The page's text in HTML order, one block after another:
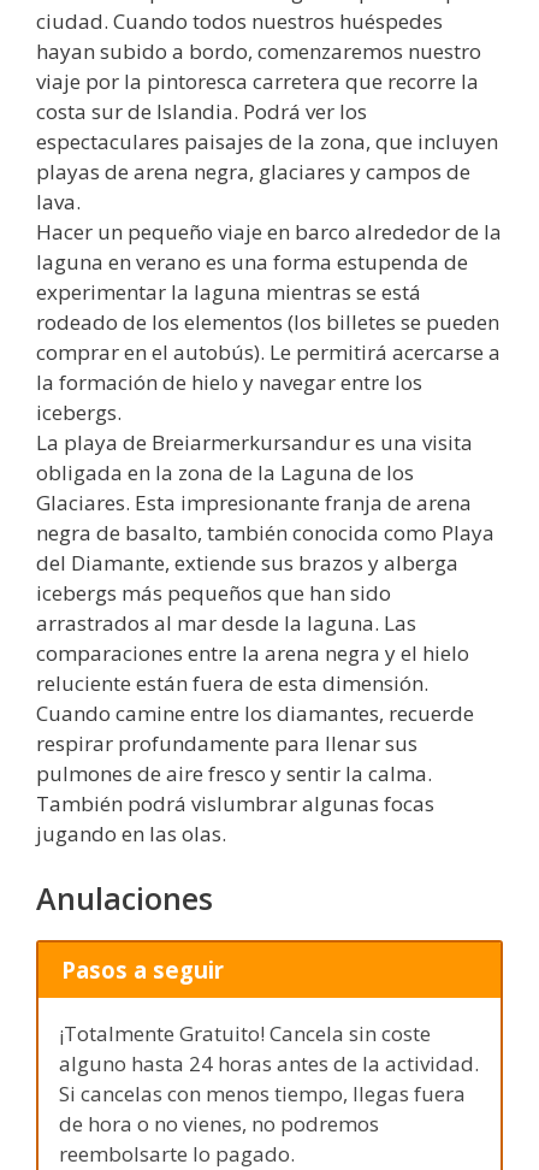
ciudad. Cuando todos nuestros huéspedes
hayan subido a bordo, comenzaremos nuestro
viaje por la pintoresca carretera que recorre la
costa sur de Islandia. Podrá ver los
espectaculares paisajes de la zona, que incluyen
playas de arena negra, glaciares y campos de
lava.
Hacer un pequeño viaje en barco alrededor de la
laguna en verano es una forma estupenda de
experimentar la laguna mientras se está
rodeado de los elementos (los billetes se pueden
comprar en el autobús). Le permitirá acercarse a
la formación de hielo y navegar entre los
icebergs.
La playa de Breiarmerkursandur es una visita
obligada en la zona de la Laguna de los
Glaciares. Esta impresionante franja de arena
negra de basalto, también conocida como Playa
del Diamante, extiende sus brazos y alberga
icebergs más pequeños que han sido
arrastrados al mar desde la laguna. Las
comparaciones entre la arena negra y el hielo
reluciente están fuera de esta dimensión.
Cuando camine entre los diamantes, recuerde
respirar profundamente para llenar sus
pulmones de aire fresco y sentir la calma.
También podrá vislumbrar algunas focas
jugando en las olas.
Anulaciones
Pasos a seguir
¡Totalmente Gratuito! Cancela sin coste
alguno hasta 24 horas antes de la actividad.
Si cancelas con menos tiempo, llegas fuera
de hora o no vienes, no podremos
reembolsarte lo pagado.